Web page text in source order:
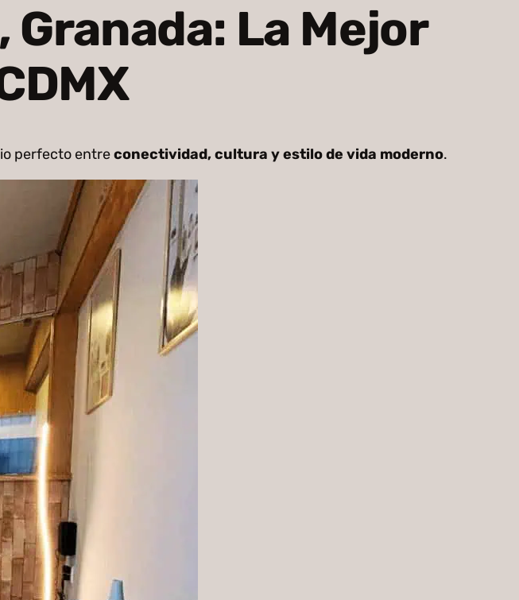
La Mejor
perfecto entreconectividad, cultura y estilo de vida moderno.